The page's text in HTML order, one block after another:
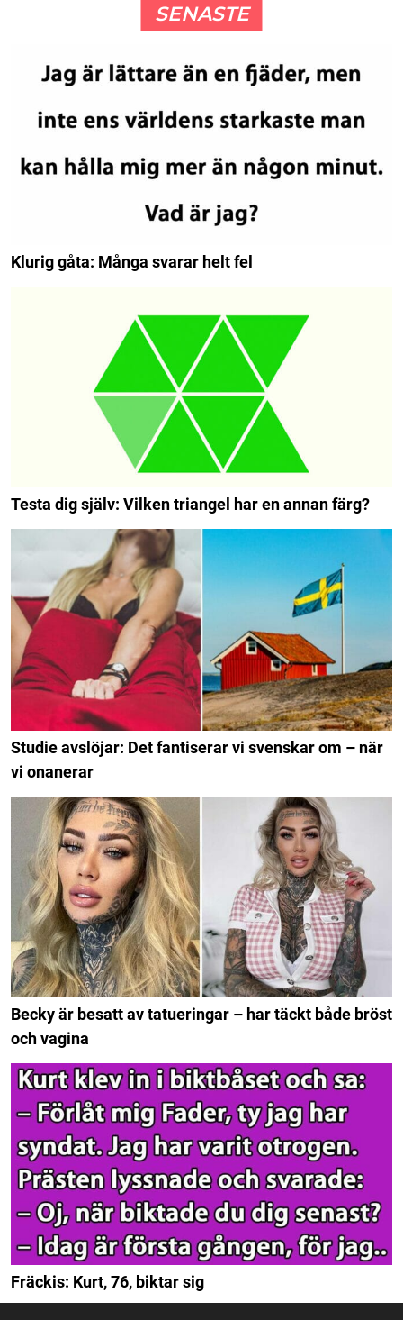
SENASTE
Klurig gåta: Många svarar helt fel
Testa dig själv: Vilken triangel har en annan färg?
Studie avslöjar: Det fantiserar vi svenskar om – när
vi onanerar
Becky är besatt av tatueringar – har täckt både bröst
och vagina
Fräckis: Kurt, 76, biktar sig